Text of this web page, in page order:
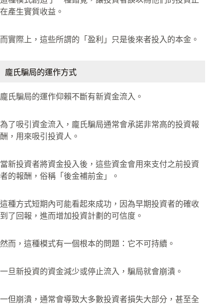
在產生實質收益。
而實際上，這些所謂的「盈利」只是後來者投入的本金。
龐氏騙局的運作方式
龐氏騙局的運作仰賴不斷有新資金流入。
為了吸引資金流入，龐氏騙局通常會承諾非常高的投資報
酬，用來吸引投資人。
當新投資者將資金投入後，這些資金會用來支付之前投資
者的報酬，俗稱「後金補前金」。
這種方式短期內可能看起來成功，因為早期投資者的確收
到了回報，進而增加投資計劃的可信度。
然而，這種模式有一個根本的問題：它不可持續。
一旦新投資的資金減少或停止流入，騙局就會崩潰。
一但崩潰，通常會導致大多數投資者損失大部分，甚至全